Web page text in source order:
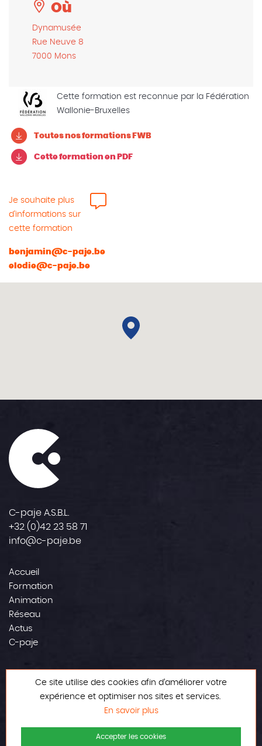
Où
Dynamusée
Rue Neuve 8
7000 Mons
Cette formation est reconnue par la Fédération
Wallonie-Bruxelles
Toutes nos formations FWB
Cette formation en PDF
Je souhaite plus
d'informations sur
cette formation
benjamin@c-paje.be
elodie@c-paje.be
C-paje A.S.B.L.
+32 (0)42 23 58 71
info@c-paje.be
Accueil
Formation
Animation
Réseau
Actus
C-paje
Ce site utilise des cookies afin d’améliorer votre
expérience et optimiser nos sites et services.
En savoir plus
Accepter les cookies